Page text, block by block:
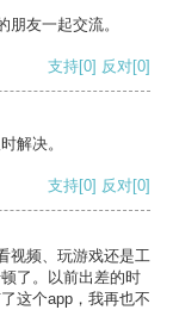
友一起交流。
支持[0] 反对[0]
解决。
支持[0] 反对[0]
视频、玩游戏还是工
了。以前出差的时
这个app，我再也不